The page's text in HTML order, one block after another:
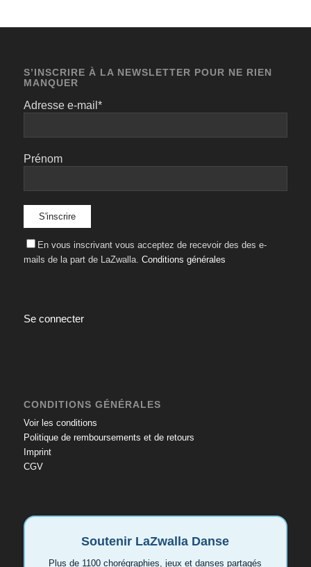
S’INSCRIRE À LA NEWSLETTER POUR NE RIEN
MANQUER
Adresse e-mail*
Prénom
En vous inscrivant vous acceptez de recevoir des des e-
mails de la part de LaZwalla. Conditions générales
Se connecter
CONDITIONS GÉNÉRALES
Voir les conditions
Politique de remboursements et de retours
Imprint
CGV
Soutenir LaZwalla Danse
Plus de 1100 chorégraphies, jeux et danses partagés